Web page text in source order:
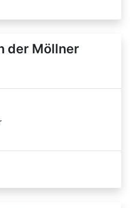
der Möllner